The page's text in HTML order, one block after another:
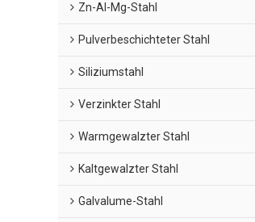
Zn-Al-Mg-Stahl
Pulverbeschichteter Stahl
Siliziumstahl
Verzinkter Stahl
Warmgewalzter Stahl
Kaltgewalzter Stahl
Galvalume-Stahl